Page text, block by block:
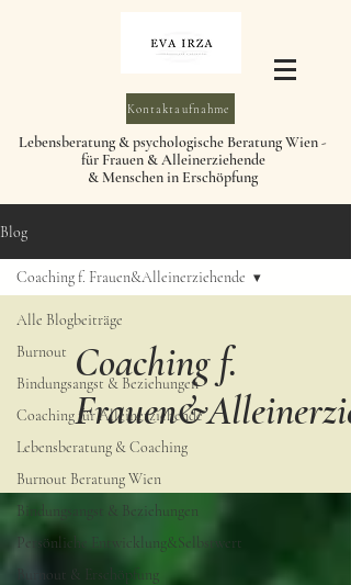
Kontaktaufnahme
Lebensberatung & psychologische Beratung Wien -
für Frauen & Alleinerziehende
& Menschen in Erschöpfung
Blog
Alle Blogbeiträge
Burnout
Bindungsangst & Beziehungen
Coaching für Alleinerziehende
Lebensberatung & Coaching
Burnout Beratung Wien
Bindungsangst & Beziehungen
Persönliche Entwicklung&Selbstwert
Burnout & Erschöpfung
Coaching f. Frauen&Alleinerziehende
Coaching f.